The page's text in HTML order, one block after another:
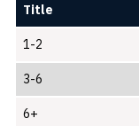
Title
1-2
3-6
6+